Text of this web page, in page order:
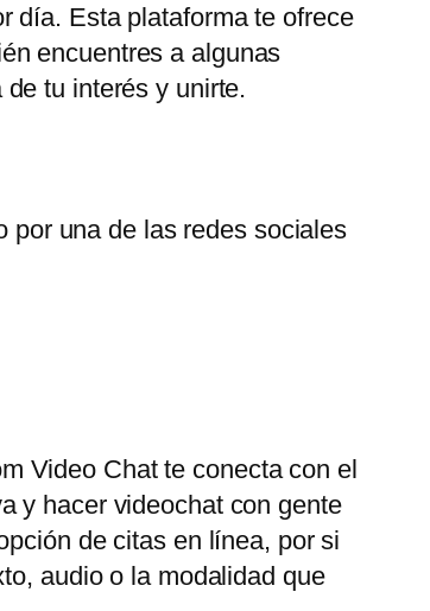
día. Esta plataforma te ofrece
encuentres a algunas
tu interés y unirte.
por una de las redes sociales
Video Chat te conecta con el
y hacer videochat con gente
de citas en línea, por si
audio o la modalidad que